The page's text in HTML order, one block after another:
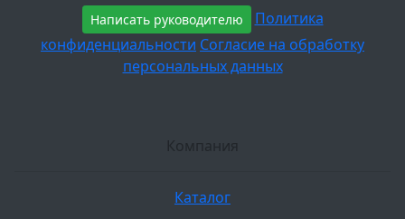
Написать руководителю
Политика
конфиденциальности Согласие на обработку
персональных данных
Компания
Каталог